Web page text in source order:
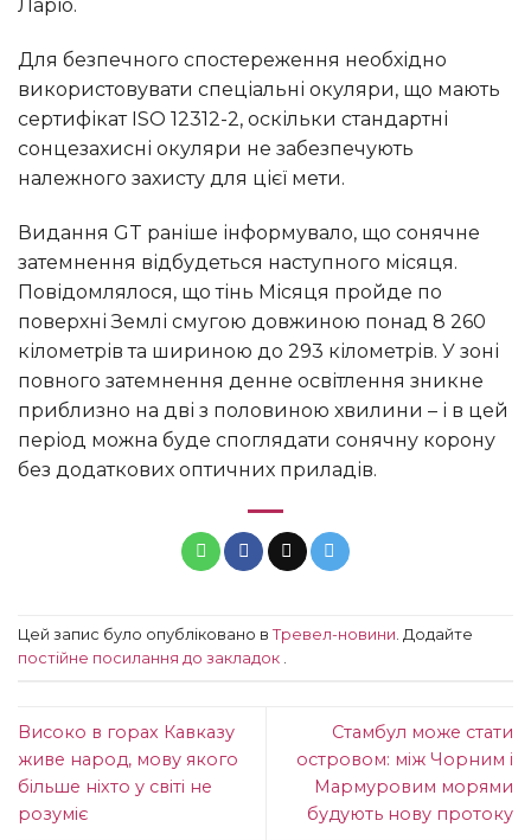
Ларіо.
Для безпечного спостереження необхідно
використовувати спеціальні окуляри, що мають
сертифікат ISO 12312-2, оскільки стандартні
сонцезахисні окуляри не забезпечують
належного захисту для цієї мети.
Видання GT раніше інформувало, що сонячне
затемнення відбудеться наступного місяця.
Повідомлялося, що тінь Місяця пройде по
поверхні Землі смугою довжиною понад 8 260
кілометрів та шириною до 293 кілометрів. У зоні
повного затемнення денне освітлення зникне
приблизно на дві з половиною хвилини – і в цей
період можна буде споглядати сонячну корону
без додаткових оптичних приладів.
Цей запис було опубліковано в Тревел-новини. Додайте
постійне посилання до закладок .
Високо в горах Кавказу
живе народ, мову якого
більше ніхто у світі не
розуміє
Стамбул може стати
островом: між Чорним і
Мармуровим морями
будують нову протоку